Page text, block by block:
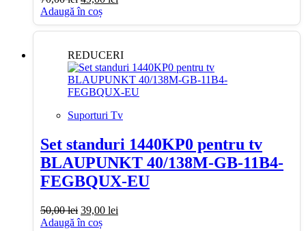
inițial
a
fost:
este:
49,00 lei.
Adaugă în coș
REDUCERI
Suporturi Tv
Set standuri 1440KP0 pentru tv
BLAUPUNKT 40/138M-GB-11B4-
FEGBQUX-EU
50,00lei Prețul
inițial
39,00 lei
Adaugă în coș